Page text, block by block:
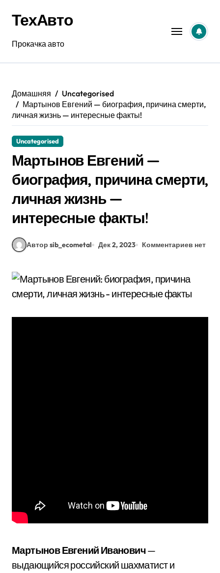
содержанию
ТехАвто
Прокачка авто
Домашняя
Uncategorised
Мартынов Евгений — биография, причина смерти,
личная жизнь — интересные факты!
Uncategorised
Мартынов Евгений —
биография, причина смерти,
личная жизнь —
интересные факты!
Автор sib_ecometal Дек 2, 2023 Комментариев нет
Мартынов Евгений Иванович—
выдающийся российский шахматист и